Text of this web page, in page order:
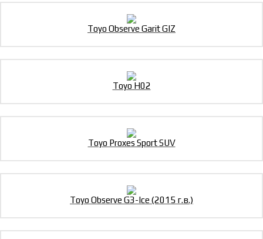
Toyo Observe Garit GIZ
Toyo H02
Toyo Proxes Sport SUV
Toyo Observe G3-Ice (2015 г.в.)